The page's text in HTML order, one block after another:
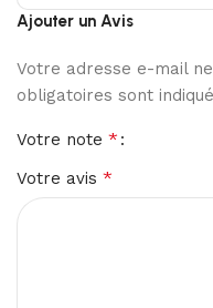
Ajouter un Avis
Votre adresse e-mail
obligatoires sont
Votre note *
Votre avis *